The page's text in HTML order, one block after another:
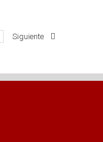
Siguiente